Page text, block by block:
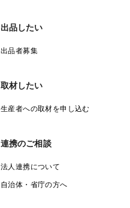
出品したい
出品者募集
取材したい
生産者への取材を申し込む
連携のご相談
法人連携について
自治体・省庁の方へ